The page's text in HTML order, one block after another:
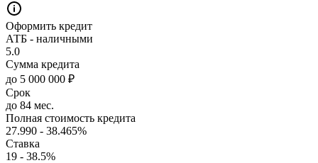
Оформить кредит
АТБ - наличными
5.0
Сумма кредита
до 5 000 000 ₽
Срок
до 84 мес.
Полная стоимость кредита
27.990 - 38.465%
Ставка
19 - 38.5%